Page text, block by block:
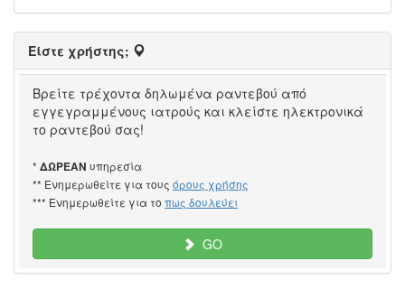
Είστε χρήστης;
Βρείτε τρέχοντα δηλωμένα ραντεβού από
εγγεγραμμένους ιατρούς και κλείστε ηλεκτρονικά
το ραντεβού σας!
* ΔΩΡΕΑΝ υπηρεσία
** Ενημερωθείτε για τους όρους χρήσης
*** Ενημερωθείτε για το πως δουλεύει
GO